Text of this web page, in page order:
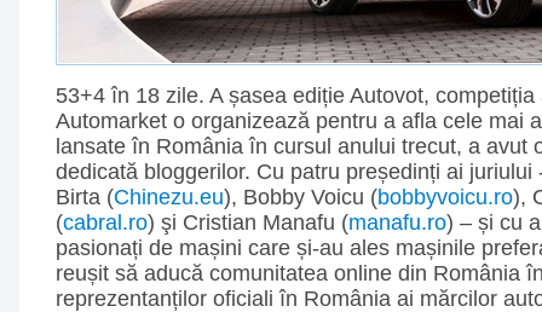
53+4 în 18 zile. A șasea ediție Autovot,
Automarket o organizează pentru a afla cele mai
lansate în România în cursul anului trecut, a avut
dedicată bloggerilor. Cu patru președinți ai juriului
Birta (Chinezu.eu), Bobby Voicu (bobbyvoicu.ro),
(cabral.ro) şi Cristian Manafu (manafu.ro) – și cu
pasionați de mașini care și-au ales mașinile
reușit să aducă comunitatea online din România
reprezentanților oficiali în România ai mărcilor